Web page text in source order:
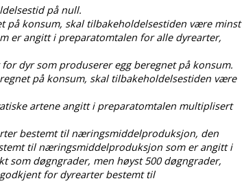
på null.
på konsum, skal tilbakeholdelsestiden være minst
er angitt i preparatomtalen for alle dyrearter,
dyr som produserer egg beregnet på konsum.
på konsum, skal tilbakeholdelsestiden være
artene angitt i preparatomtalen multiplisert
bestemt til næringsmiddelproduksjon, den
til næringsmiddelproduksjon som er angitt i
som døgngrader, men høyst 500 døgngrader,
for dyrearter bestemt til